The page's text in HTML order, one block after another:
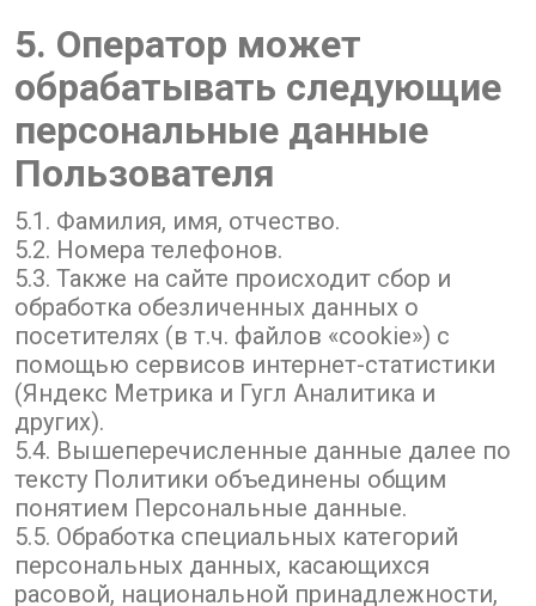
5. Оператор может
обрабатывать следующие
персональные данные
Пользователя
5.1. Фамилия, имя, отчество.
5.2. Номера телефонов.
5.3. Также на сайте происходит сбор и
обработка обезличенных данных о
посетителях (в т.ч. файлов «cookie») с
помощью сервисов интернет-статистики
(Яндекс Метрика и Гугл Аналитика и
других).
5.4. Вышеперечисленные данные далее по
тексту Политики объединены общим
понятием Персональные данные.
5.5. Обработка специальных категорий
персональных данных, касающихся
расовой, национальной принадлежности,